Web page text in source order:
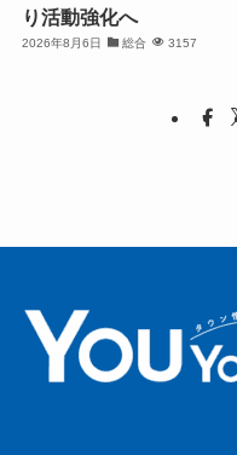
り活動強化へ
2026年8月6日 総合 3157